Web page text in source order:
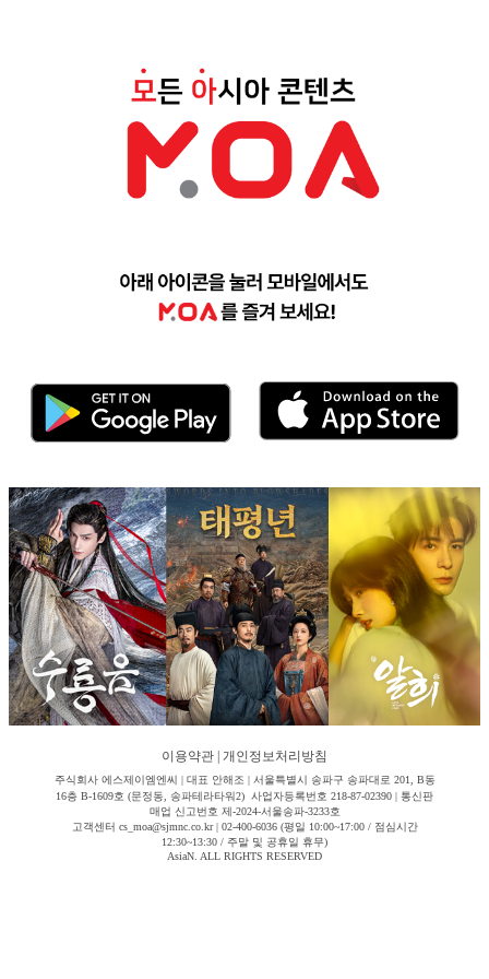
이용약관 개인정보처리방침
주식회사 에스제이엠엔씨 | 대표 안해조 | 서울특별시 송파구 송파대로 201, B동
16층 B-1609호 (문정동, 송파테라타워2) 사업자등록번호 218-87-02390 | 통신판
매업 신고번호 제-2024-서울송파-3233호
고객센터 cs_moa@sjmnc.co.kr | 02-400-6036 (평일 10:00~17:00 / 점심시간
12:30~13:30 / 주말 및 공휴일 휴무)
AsiaN. ALL RIGHTS RESERVED